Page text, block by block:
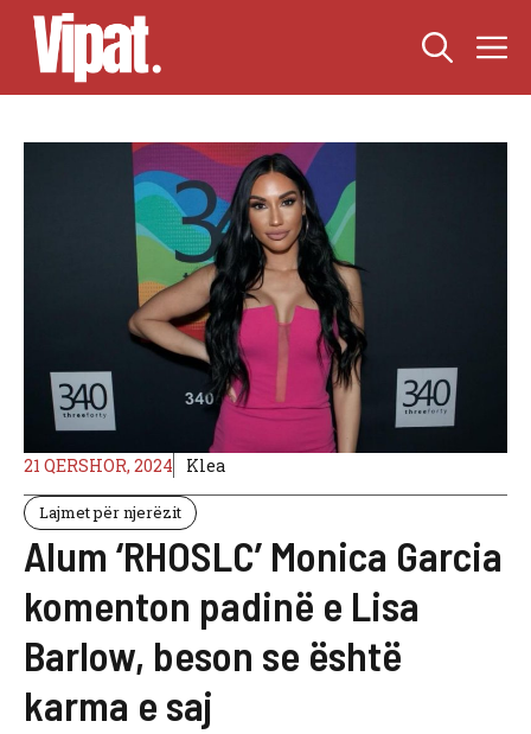
Skip
content
21 QERSHOR, 2024 Klea
Lajmet për njerëzit
Alum ‘RHOSLC’ Monica Garcia
komenton padinë e Lisa
Barlow, beson se është
karma e saj